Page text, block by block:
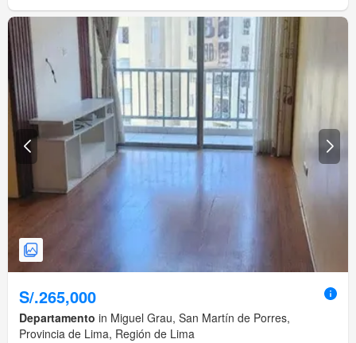
S/.265,000
Departamento in Miguel Grau, San Martín de Porres,
Provincia de Lima, Región de Lima